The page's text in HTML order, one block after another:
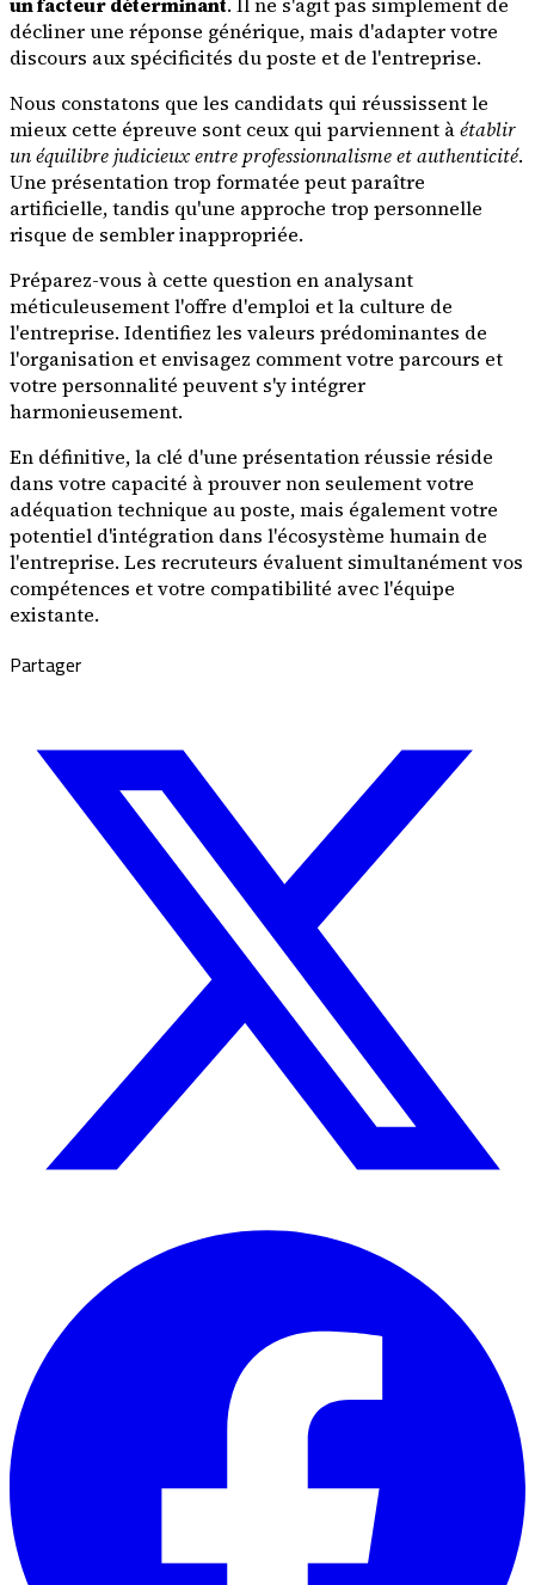
décliner une réponse générique, mais d'adapter votre
discours aux spécificités du poste et de l'entreprise.
Nous constatons que les candidats qui réussissent le
mieux cette épreuve sont ceux qui parviennent àétablir
un équilibre judicieux entre professionnalisme et authenticité.
Une présentation trop formatée peut paraître
artificielle, tandis qu'une approche trop personnelle
risque de sembler inappropriée.
Préparez-vous à cette question en analysant
méticuleusement l'offre d'emploi et la culture de
l'entreprise. Identifiez les valeurs prédominantes de
l'organisation et envisagez comment votre parcours et
votre personnalité peuvent s'y intégrer
harmonieusement.
En définitive, la clé d'une présentation réussie réside
dans votre capacité à prouver non seulement votre
adéquation technique au poste, mais également votre
potentiel d'intégration dans l'écosystème humain de
l'entreprise. Les recruteurs évaluent simultanément vos
compétences et votre compatibilité avec l'équipe
existante.
Partager